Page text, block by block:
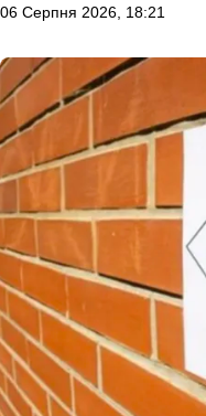
06 Серпня 2026, 18:21